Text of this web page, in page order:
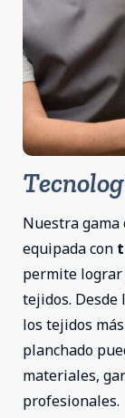
Nuestra gama
equipada con
permite lograr
tejidos. Desde
los tejidos
planchado
materiales,
profesionales.